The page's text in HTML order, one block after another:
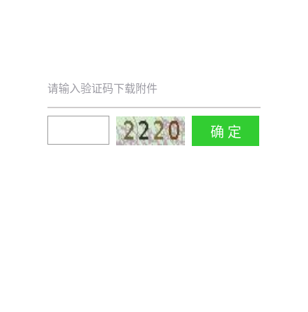
请输入验证码下载附件